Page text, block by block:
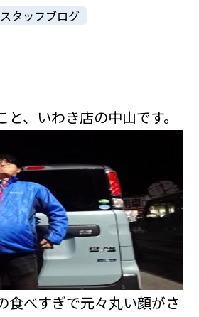
スタッフブログ
と、いわき店の中山です。
食べすぎで元々丸い顔がさ